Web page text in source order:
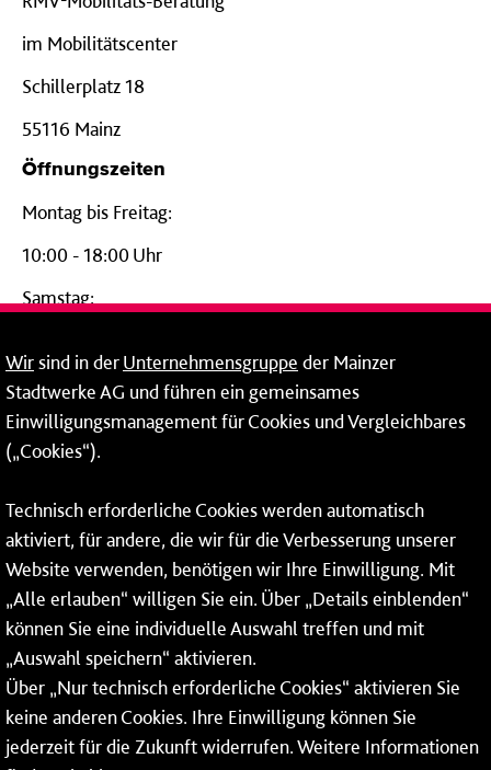
im Mobilitätscenter
Schillerplatz 18
55116 Mainz
Öffnungszeiten
Montag bis Freitag:
10:00 - 18:00 Uhr
Samstag:
24-Stunden-Telefon*
06131 – 12 77 77
Fax: 06131 – 12 66 66
* Montags bis freitags bis 7 und ab 18 Uhr sowie an
Wochenenden und Feiertagen ganztags werden Ihre
Anrufe je nach Themenauswahl an ein Callcenter des
RMV oder von nextbike weitergeleitet. Dort erhalten Sie
ausschließlich Auskünfte zum Fahrplan bzw. zu
meinRad.
Wirsind in derUnternehmensgruppe der Mainzer
Stadtwerke AG und führen ein gemeinsames
Einwilligungsmanagement für Cookies und Vergleichbares
(„Cookies“).
Technisch erforderliche Cookies werden automatisch
aktiviert, für andere, die wir für die Verbesserung unserer
Website verwenden, benötigen wir Ihre Einwilligung. Mit
„Alle erlauben“ willigen Sie ein. Über „Details einblenden“
können Sie eine individuelle Auswahl treffen und mit
„Auswahl speichern“ aktivieren.
Über „Nur technisch erforderliche Cookies“ aktivieren Sie
keine anderen Cookies. Ihre Einwilligung können Sie
jederzeit für die Zukunft widerrufen. Weitere Informationen